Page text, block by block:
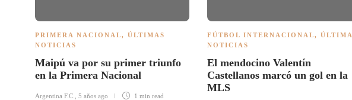
PRIMERA NACIONAL, ÚLTIMAS
NOTICIAS
Maipú va por su primer triunfo
en la Primera Nacional
Argentina F.C. 5 años ago 1 min read
FÚTBOL INTERNACIONAL,
NOTICIAS
El mendocino Valentín
Castellanos marcó un gol en la
MLS